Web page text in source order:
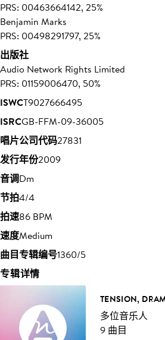
PRS: 00463664142, 25%
Benjamin Marks
PRS: 00498291797, 25%
出版社
Audio Network Rights Limited
PRS: 01159006470, 50%
ISWCT9027666495
ISRCGB-FFM-09-36005
唱片公司代码27831
发行年份2009
音调Dm
节拍4/4
拍速86 BPM
速度Medium
曲目专辑编号1360/5
专辑详情
TENSION,
多位音乐人
9 曲目